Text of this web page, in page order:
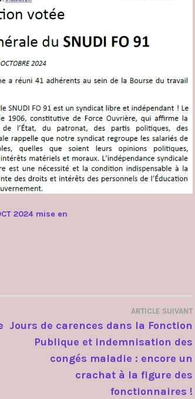
2024 mise en
ARTICLE SUIVANT
Jours de carences dans la Fonction
Publique et indemnisation des
congés maladie : encore un
crachat à la figure des
fonctionnaires !